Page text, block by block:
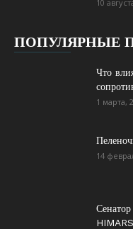
10
ПОПУЛЯРНЫЕ
Что
1 марта,
14